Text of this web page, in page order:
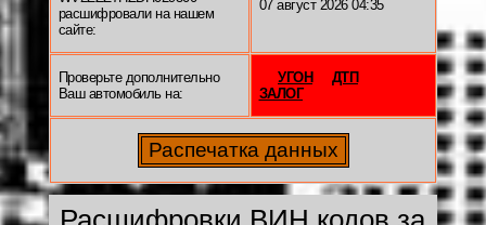
расшифровали на нашем
сайте:
07 август 2026 04:35
Проверьте дополнительно
Ваш автомобиль на:
УГОН
ДТП
ЗАЛОГ